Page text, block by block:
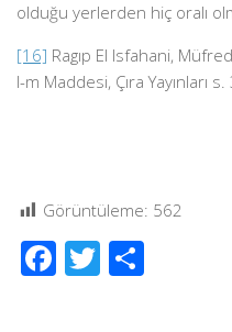
olduğu yerlerden hiç oralı
[16] Ragıp El Isfahani,
l-m Maddesi, Çıra Yayınları
Görüntüleme: 562
Facebook
Twitter